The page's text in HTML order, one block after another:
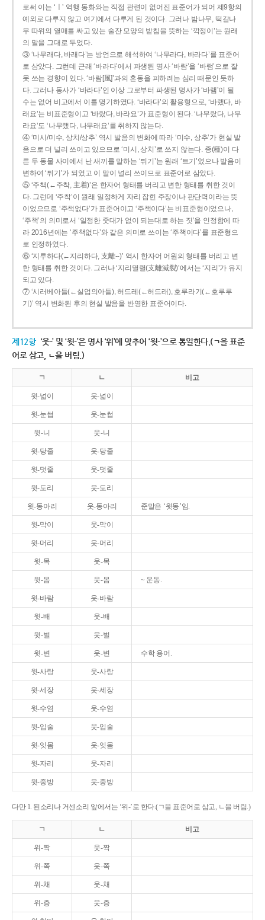
로써 이는 ‘ㅣ’ 역행 동화와는 직접 관련이 없어진 표준어가 되어 제9항의
예외로 다루지 않고 여기에서 다루게 된 것이다. 그러나 밤나무, 떡갈나
무 따위의 열매를 싸고 있는 술잔 모양의 받침을 뜻하는 ‘깍정이’는 원래
의 말을 그대로 두었다.
③ ‘나무래다, 바래다’는 방언으로 해석하여 ‘나무라다, 바라다’를 표준어
로 삼았다. 그런데 근래 ‘바라다’에서 파생된 명사 ‘바람’을 ‘바램’으로 잘
못 쓰는 경향이 있다. ‘바람[風]’과의 혼동을 피하려는 심리 때문인 듯하
다. 그러나 동사가 ‘바라다’인 이상 그로부터 파생된 명사가 ‘바램’이 될
수는 없어 비고에서 이를 명기하였다. ‘바라다’의 활용형으로, ‘바랬다, 바
래요’는 비표준형이고 ‘바랐다, 바라요’가 표준형이 된다. ‘나무랐다, 나무
라요’도 ‘나무랬다, 나무래요’를 취하지 않는다.
④ ‘미시/미수, 상치/상추’ 역시 발음의 변화에 따라 ‘미수, 상추’가 현실 발
음으로 더 널리 쓰이고 있으므로 ‘미시, 상치’로 쓰지 않는다. 종(種)이 다
른 두 동물 사이에서 난 새끼를 말하는 ‘튀기’는 원래 ‘트기’였으나 발음이
변하여 ‘튀기’가 되었고 이 말이 널리 쓰이므로 표준어로 삼았다.
⑤ ‘주책(←주착, 主着)’은 한자어 형태를 버리고 변한 형태를 취한 것이
다. 그런데 ‘주착’이 원래 일정하게 자리 잡힌 주장이나 판단력이라는 뜻
이었으므로 ‘주책없다’가 표준어이고 ‘주책이다’는 비표준형이었으나,
‘주책’의 의미로서 ‘일정한 줏대가 없이 되는대로 하는 짓’을 인정함에 따
라 2016년에는 ‘주책없다’와 같은 의미로 쓰이는 ‘주책이다’를 표준형으
로 인정하였다.
⑥ ‘지루하다(←지리하다, 支離--)’ 역시 한자어 어원의 형태를 버리고 변
한 형태를 취한 것이다. 그러나 ‘지리멸렬(支離滅裂)’에서는 ‘지리’가 유지
되고 있다.
⑦ ‘시러베아들(←실업의아들), 허드레(←허드래), 호루라기(←호루루
기)’ 역시 변화된 후의 현실 발음을 반영한 표준어이다.
제12항 ‘웃-’ 및 ‘윗-’은 명사 ‘위’에 맞추어 ‘윗-’으로 통일한다.(ㄱ을 표준
어로 삼고, ㄴ을 버림.)
ㄱ ㄴ 비고
윗-넓이 웃-넓이
윗-눈썹 웃-눈썹
윗-니 웃-니
윗-당줄 웃-당줄
윗-덧줄 웃-덧줄
윗-도리 웃-도리
윗-동아리 웃-동아리 준말은 ‘윗동’임.
윗-막이 웃-막이
윗-머리 웃-머리
윗-목 웃-목
윗-몸 웃-몸 ~ 운동.
윗-바람 웃-바람
윗-배 웃-배
윗-벌 웃-벌
윗-변 웃-변 수학 용어.
윗-사랑 웃-사랑
윗-세장 웃-세장
윗-수염 웃-수염
윗-입술 웃-입술
윗-잇몸 웃-잇몸
윗-자리 웃-자리
윗-중방 웃-중방
다만 1. 된소리나 거센소리 앞에서는 ‘위-’로 한다.(ㄱ을 표준어로 삼고, ㄴ을 버림.)
ㄱ ㄴ 비고
위-짝 웃-짝
위-쪽 웃-쪽
위-채 웃-채
위-층 웃-층